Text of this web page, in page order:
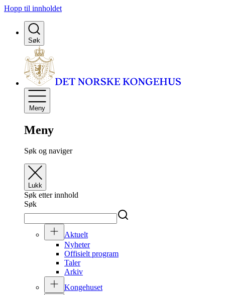
Hopp til innholdet
Søk
Meny
Meny
Søk og naviger
Lukk
Søk etter innhold
Søk
Aktuelt
Nyheter
Offisielt program
Taler
Arkiv
Kongehuset